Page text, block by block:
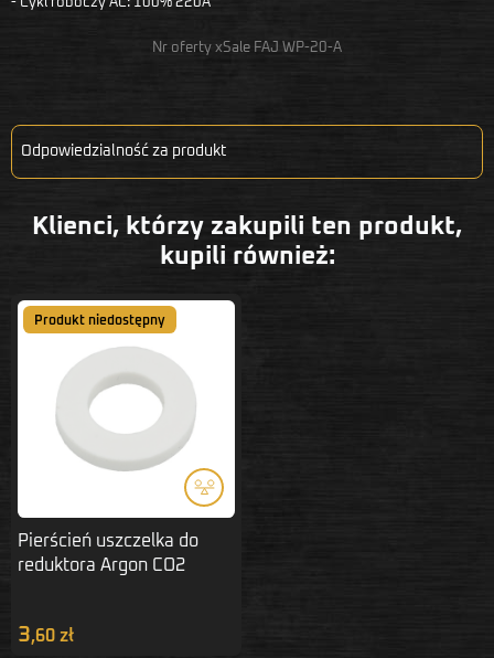
Nr oferty xSale FAJ WP-20-A
Odpowiedzialność za produkt
Klienci, którzy zakupili ten produkt,
kupili również:
Produkt niedostępny
Pierścień uszczelka do
reduktora Argon CO2
3,60 zł